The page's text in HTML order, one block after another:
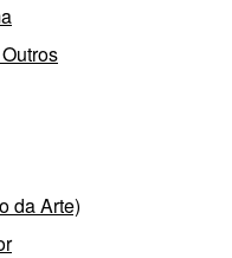
da Arte)